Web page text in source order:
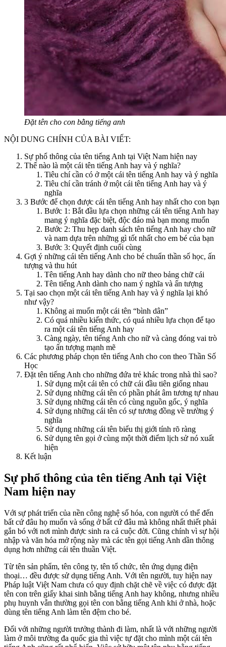
Đặt tên cho con bằng tiếng anh
NỘI DUNG CHÍNH CỦA BÀI VIẾT:
Sự phổ thông của tên tiếng Anh tại Việt Nam hiện nay
Thế nào là một cái tên tiếng Anh hay và ý nghĩa?
Tiêu chí cần có ở một cái tên tiếng Anh hay và ý nghĩa
Tiêu chí cần tránh ở một cái tên tiếng Anh hay và ý
nghĩa
3 Bước để chọn được cái tên tiếng Anh hay nhất cho con bạn
Bước 1: Bắt đầu lựa chọn những cái tên tiếng Anh hay
mang ý nghĩa đặc biệt, độc đáo mà bạn mong muốn
Bước 2: Thu hẹp danh sách tên tiếng Anh hay cho nữ
và nam dựa trên những gì tốt nhất cho em bé của bạn
Bước 3: Quyết định cuối cùng
Gợi ý những cái tên tiếng Anh cho bé chuẩn thần số học, ấn
tượng và thu hút
Tên tiếng Anh hay dành cho nữ theo bảng chữ cái
Tên tiếng Anh dành cho nam ý nghĩa và ấn tượng
Tại sao chọn một cái tên tiếng Anh hay và ý nghĩa lại khó
như vậy?
Không ai muốn một cái tên “bình dân”
Có quá nhiều kiến thức, có quá nhiều lựa chọn để tạo
ra một cái tên tiếng Anh hay
Càng ngày, tên tiếng Anh cho nữ và càng đóng vai trò
tạo ấn tượng mạnh mẽ
Các phương pháp chọn tên tiếng Anh cho con theo Thần Số
Học
Đặt tên tiếng Anh cho những đứa trẻ khác trong nhà thì sao?
Sử dụng một cái tên có chữ cái đầu tiên giống nhau
Sử dụng những cái tên có phần phát âm tương tự nhau
Sử dụng những cái tên có cùng nguồn gốc, ý nghĩa
Sử dụng những cái tên có sự tương đồng về trường ý
nghĩa
Sử dụng những cái tên biểu thị giới tính rõ ràng
Sử dụng tên gọi ở cùng một thời điểm lịch sử nó xuất
hiện
Kết luận
Sự phổ thông của tên tiếng Anh tại Việt
Nam hiện nay
Với sự phát triển của nền công nghệ số hóa, con người có thể đến
bất cứ đâu họ muốn và sống ở bất cứ đâu mà không nhất thiết phải
gắn bó với nơi mình được sinh ra cả cuộc đời. Cũng chính vì sự hội
nhập và văn hóa mở rộng này mà các tên gọi tiếng Anh dần thông
dụng hơn những cái tên thuần Việt.
Từ tên sản phẩm, tên công ty, tên tổ chức, tên ứng dụng điện
thoại… đều được sử dụng tiếng Anh. Với tên người, tuy hiện nay
Pháp luật Việt Nam chưa có quy định chặt chẽ về việc có được đặt
tên con trên giấy khai sinh bằng tiếng Anh hay không, nhưng nhiều
phụ huynh vẫn thường gọi tên con bằng tiếng Anh khi ở nhà, hoặc
dùng tên tiếng Anh làm tên đệm cho bé.
Đối với những người trưởng thành đi làm, nhất là với những người
làm ở môi trường đa quốc gia thì việc tự đặt cho mình một cái tên